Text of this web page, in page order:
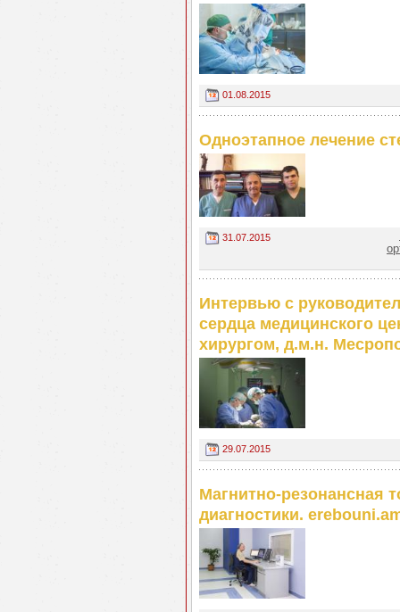
01.08.2015
Одноэтапное лечение
31.07.2015
Интервью с
сердца медицинского
хирургом, д.м.н.
29.07.2015
Магнитно-резонансная
диагностики.